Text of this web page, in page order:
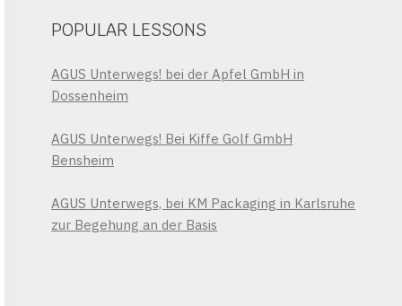
POPULAR LESSONS
AGUS Unterwegs! bei der Apfel GmbH in
Dossenheim
AGUS Unterwegs! Bei Kiffe Golf GmbH
Bensheim
AGUS Unterwegs, bei KM Packaging in Karlsruhe
zur Begehung an der Basis